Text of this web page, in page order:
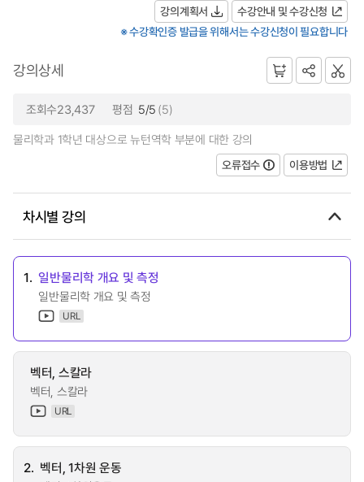
강의계획서
수강안내 및 수강신청
※ 수강확인증 발급을 위해서는 수강신청이 필요합니다
강의상세
조회수23,437 평점 5/5 (5)
물리학과 1학년 대상으로 뉴턴역학 부분에 대한 강의
오류접수
이용방법
차시별 강의
1. 일반물리학 개요 및 측정
일반물리학 개요 및 측정
URL
벡터, 스칼라
벡터, 스칼라
URL
2. 벡터, 1차원 운동